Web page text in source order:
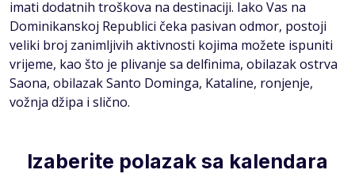
imati dodatnih troškova na destinaciji. Iako Vas na
Dominikanskoj Republici čeka pasivan odmor, postoji
veliki broj zanimljivih aktivnosti kojima možete ispuniti
vrijeme, kao što je plivanje sa delfinima, obilazak ostrva
Saona, obilazak Santo Dominga, Kataline, ronjenje,
vožnja džipa i slično.
Izaberite polazak sa kalendara